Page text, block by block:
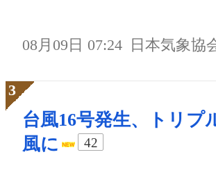
08月09日 07:24 日本気象協
台風16号発生、トリプ
風に
42